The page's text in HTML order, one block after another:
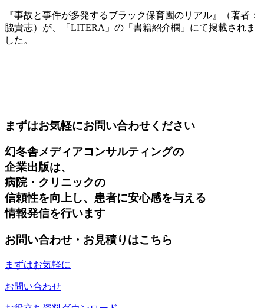
『事故と事件が多発するブラック保育園のリアル』（著者：
脇貴志）が、「LITERA」の「書籍紹介欄」にて掲載されま
した。
まずはお気軽にお問い合わせください
幻冬舎メディアコンサルティングの
企業出版は、
病院・クリニックの
信頼性を向上し、患者に安心感を与える
情報発信を行います
お問い合わせ・お見積りはこちら
まずはお気軽に
お問い合わせ